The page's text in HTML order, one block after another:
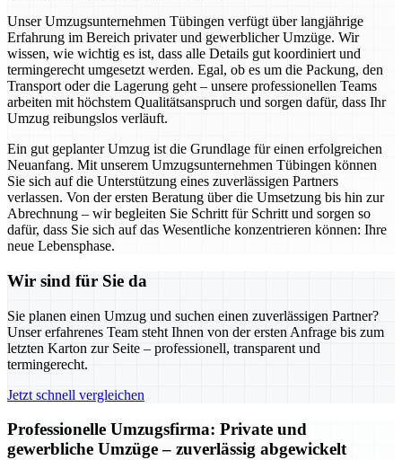
Unser Umzugsunternehmen Tübingen verfügt über langjährige
Erfahrung im Bereich privater und gewerblicher Umzüge. Wir
wissen, wie wichtig es ist, dass alle Details gut koordiniert und
termingerecht umgesetzt werden. Egal, ob es um die Packung, den
Transport oder die Lagerung geht – unsere professionellen Teams
arbeiten mit höchstem Qualitätsanspruch und sorgen dafür, dass Ihr
Umzug reibungslos verläuft.
Ein gut geplanter Umzug ist die Grundlage für einen erfolgreichen
Neuanfang. Mit unserem Umzugsunternehmen Tübingen können
Sie sich auf die Unterstützung eines zuverlässigen Partners
verlassen. Von der ersten Beratung über die Umsetzung bis hin zur
Abrechnung – wir begleiten Sie Schritt für Schritt und sorgen so
dafür, dass Sie sich auf das Wesentliche konzentrieren können: Ihre
neue Lebensphase.
Wir sind für Sie da
Sie planen einen Umzug und suchen einen zuverlässigen Partner?
Unser erfahrenes Team steht Ihnen von der ersten Anfrage bis zum
letzten Karton zur Seite – professionell, transparent und
termingerecht.
Jetzt schnell vergleichen
Professionelle Umzugsfirma: Private und
gewerbliche Umzüge – zuverlässig abgewickelt